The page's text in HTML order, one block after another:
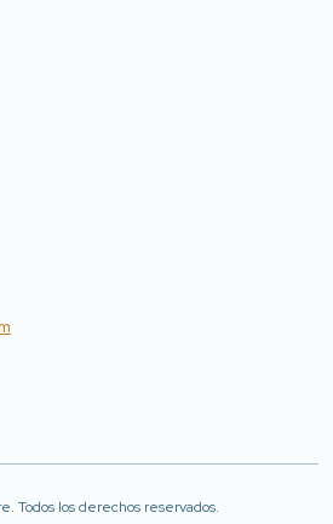
Todos los derechos reservados.